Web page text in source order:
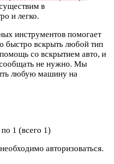
в
и легко.
инструментов помогает
быстро вскрыть любой тип
со вскрытием авто, и
не нужно. Мы
любую машину на
1 (всего 1)
авторизоваться.